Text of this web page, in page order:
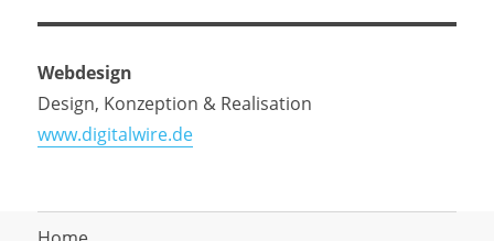
Webdesign
Design, Konzeption & Realisation
www.digitalwire.de